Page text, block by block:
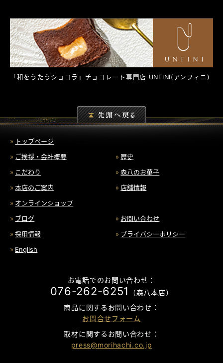
「和をうたうショコラ」チョコレート専門店 UNFINI(アンフィニ)
トップページ
ご挨拶・会社概要
歴史
こだわり
森八のお菓子
本店のご案内
店舗情報
オンラインショップ
ブログ
お問い合わせ
採用情報
プライバシーポリシー
English
お電話でのお問い合わせ：
076-262-6251
（森八本店）
商品に関するお問い合わせ：
お問合せフォーム
取材に関するお問い合わせ：
press@morihachi.co.jp